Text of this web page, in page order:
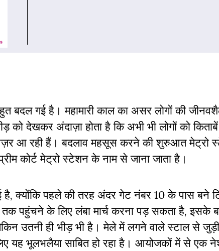
बदल गई है। महामारी काल का असर लोगों की
देखकर अंदाज़ा होता है कि अभी भी लोगों को
आ रही हैं। बदलाव महसूस करने की शुरुआत मेट्रो
कोर्ट मेट्रो स्टेशन के नाम से जाना जाता है।
क्योंकि पहले की तरह अंदर गेट नंबर 10 के पास बने
पहुंचने के लिए लंबा मार्च करना पड़ सकता है, इसके
उतनी ही भीड़ भी है। मेले में लगने वाले स्टाल से जुड़ी
यह भूलभलैया साबित हो रहा है। आयोजकों में से एक